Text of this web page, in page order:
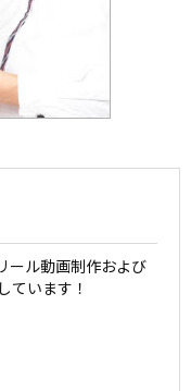
ール動画制作および
ています！